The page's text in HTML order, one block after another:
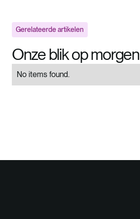
Gerelateerde artikelen
Onze blik op morgen
No items found.